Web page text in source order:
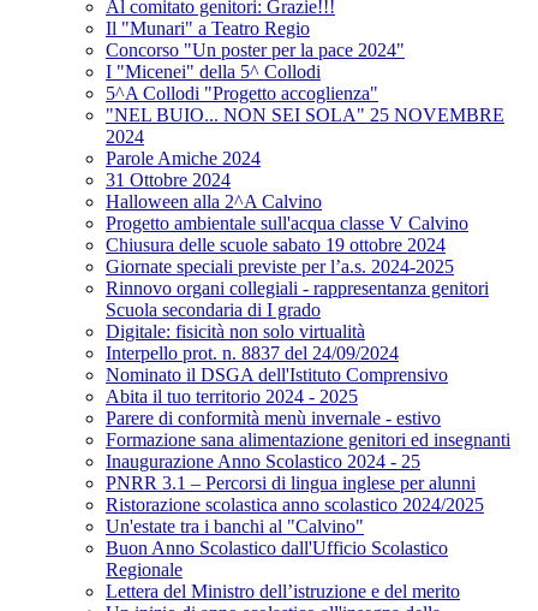
Al comitato genitori: Grazie!!!
Il "Munari" a Teatro Regio
Concorso "Un poster per la pace 2024"
I "Micenei" della 5^ Collodi
5^A Collodi "Progetto accoglienza"
"NEL BUIO... NON SEI SOLA" 25 NOVEMBRE
2024
Parole Amiche 2024
31 Ottobre 2024
Halloween alla 2^A Calvino
Progetto ambientale sull'acqua classe V Calvino
Chiusura delle scuole sabato 19 ottobre 2024
Giornate speciali previste per l’a.s. 2024-2025
Rinnovo organi collegiali - rappresentanza genitori
Scuola secondaria di I grado
Digitale: fisicità non solo virtualità
Interpello prot. n. 8837 del 24/09/2024
Nominato il DSGA dell'Istituto Comprensivo
Abita il tuo territorio 2024 - 2025
Parere di conformità menù invernale - estivo
Formazione sana alimentazione genitori ed insegnanti
Inaugurazione Anno Scolastico 2024 - 25
PNRR 3.1 – Percorsi di lingua inglese per alunni
Ristorazione scolastica anno scolastico 2024/2025
Un'estate tra i banchi al "Calvino"
Buon Anno Scolastico dall'Ufficio Scolastico
Regionale
Lettera del Ministro dell’istruzione e del merito